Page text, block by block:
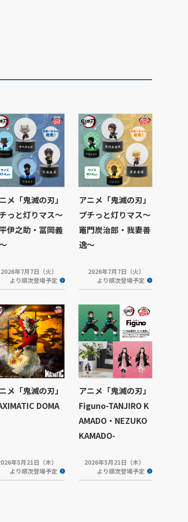
メ「鬼滅の刃」
っと灯りマス～
伊之助・冨岡義
2026年7月7日（火）
より順次登場予定
アニメ「鬼滅の刃」
プチっと灯りマス～
竈門炭治郎・我妻善
逸～
2026年7月7日（火）
より順次登場予定
メ「鬼滅の刃」
DOMA
年5月21日（木）
より順次登場予定
アニメ「鬼滅の刃」
Figuno-TANJIRO K
AMADO・NEZUKO
KAMADO-
2026年5月21日（木）
より順次登場予定